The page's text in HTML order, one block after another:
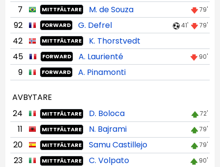
7 MITTFÄLTARE M. de Souza 79'
92 FORWARD G. Defrel 41' 79'
42 MITTFÄLTARE
K. Thorstvedt
45
FORWARD A. Laurienté 90'
9 FORWARD A. Pinamonti
AVBYTARE
24
MITTFÄLTARE D. Boloca 72'
11 MITTFÄLTARE N. Bajrami 79'
20 MITTFÄLTARE Samu Castillejo 79'
23 MITTFÄLTARE C. Volpato 90'